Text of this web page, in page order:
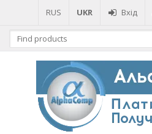
RUS UKR Вхід